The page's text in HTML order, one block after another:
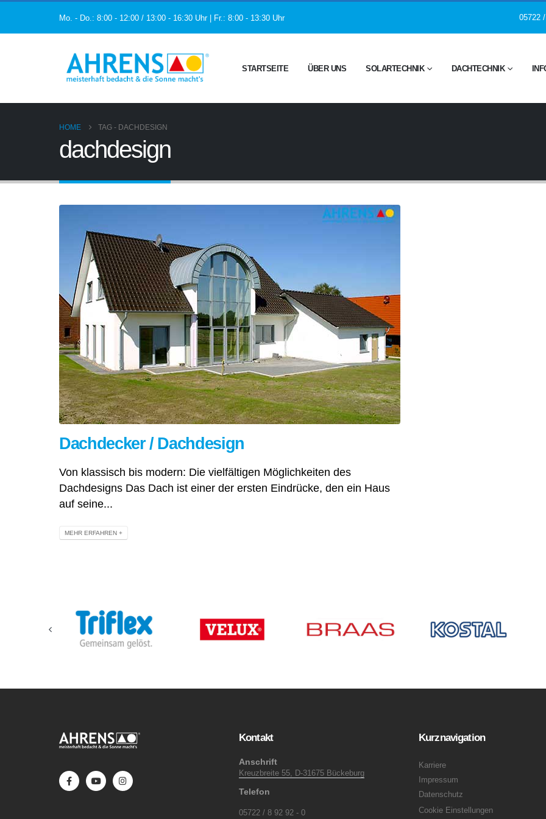
Mo. - Do.: 8:00 - 12:00 / 13:00 - 16:30 Uhr | Fr.: 8:00 - 13:30 Uhr 05722
STARTSEITE ÜBER UNS SOLARTECHNIK DACHTECHNIK
HOME TAG - DACHDESIGN
dachdesign
Dachdecker / Dachdesign
Von klassisch bis modern: Die vielfältigen Möglichkeiten des
Dachdesigns Das Dach ist einer der ersten Eindrücke, den ein Haus
auf seine...
MEHR ERFAHREN +
Kontakt
Anschrift
Kreuzbreite 55, D-31675 Bückeburg
Telefon
05722 / 8 92 92 - 0
Kurznavigation
Karriere
Impressum
Datenschutz
Cookie Einstellungen